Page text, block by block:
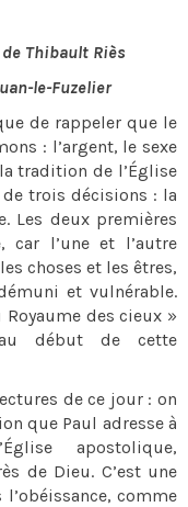
Thibault Riès
le-Fuzelier
de rappeler que le
: l’argent, le sexe
tradition de l’Église
trois décisions : la
Les deux premières
car l’une et l’autre
choses et les êtres,
et vulnérable.
des cieux »
début de cette
de ce jour : on
que Paul adresse à
apostolique,
de Dieu. C’est une
comme